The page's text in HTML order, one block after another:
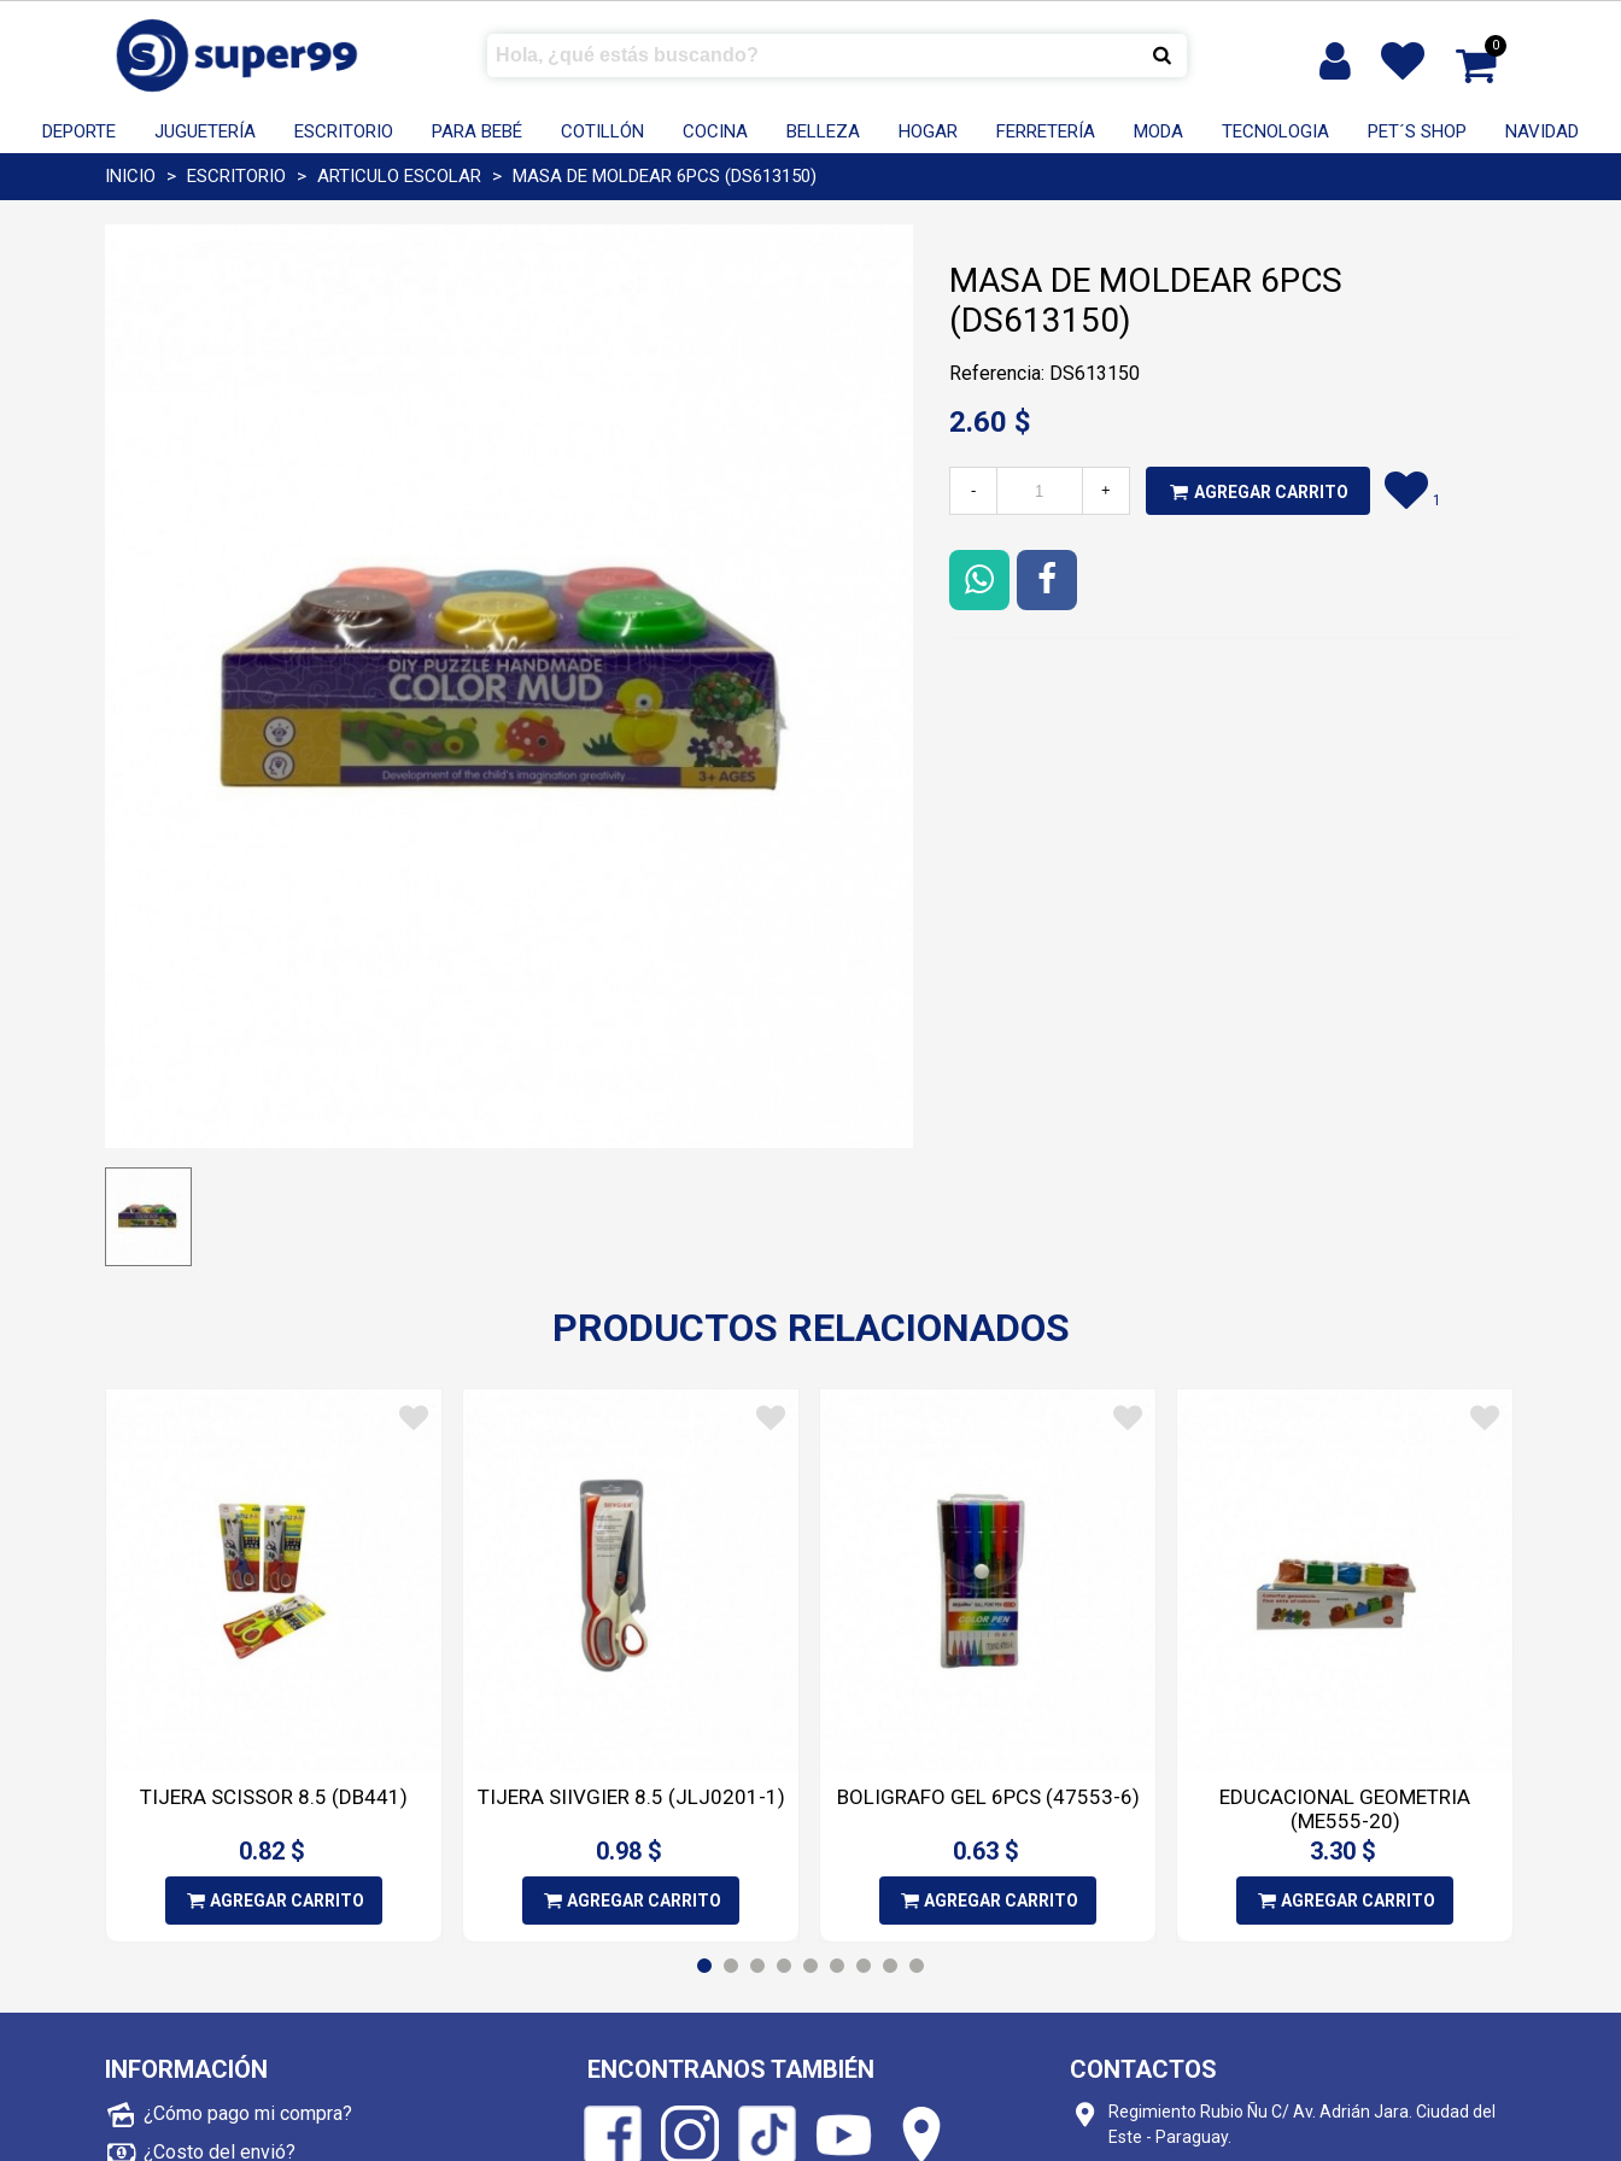
0
DEPORTE JUGUETERÍA ESCRITORIO PARA BEBÉ COTILLÓN COCINA BELLEZA HOGAR FERRETERÍA MODA TECNOLOGIA PET´S SHOP NAVIDAD
INICIO > ESCRITORIO > ARTICULO ESCOLAR > MASA DE MOLDEAR 6PCS (DS613150)
MASA DE MOLDEAR 6PCS
(DS613150)
Referencia: DS613150
2.60 $
- + AGREGAR CARRITO 1
PRODUCTOS RELACIONADOS
TIJERA SCISSOR 8.5 (DB441)
0.82 $
AGREGAR CARRITO
TIJERA SIIVGIER 8.5 (JLJ0201-1)
0.98 $
AGREGAR CARRITO
BOLIGRAFO GEL 6PCS (47553-6)
0.63 $
AGREGAR CARRITO
EDUCACIONAL GEOMETRIA
(ME555-20)
3.30 $
AGREGAR CARRITO
INFORMACIÓN
¿Cómo pago mi compra?
¿Costo del envió?
ENCONTRANOS TAMBIÉN CONTACTOS
Regimiento Rubio Ñu C/ Av. Adrián Jara. Ciudad del
Este - Paraguay.